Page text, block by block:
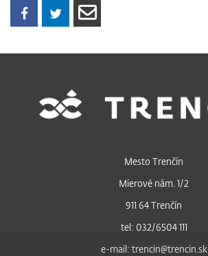
Mesto Trenčín
Mierové nám. 1/2
911 64 Trenčín
tel: 032/6504 111
e-mail: trencin@trencin.sk